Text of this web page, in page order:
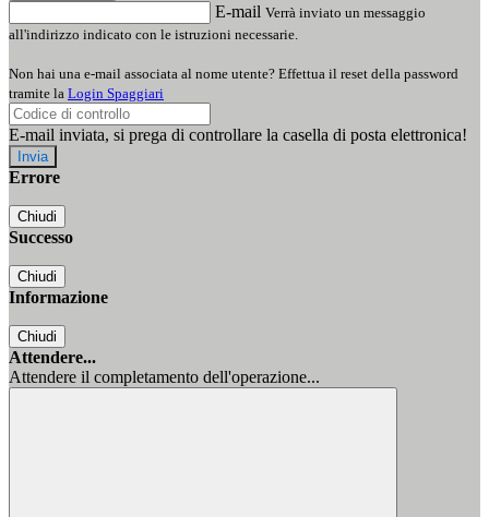
E-mail Verrà inviato un messaggio
all'indirizzo indicato con le istruzioni necessarie.
Non hai una e-mail associata al nome utente? Effettua il reset della password
tramite la Login Spaggiari
E-mail inviata, si prega di controllare la casella di posta elettronica!
Errore
Chiudi
Successo
Chiudi
Informazione
Chiudi
Attendere...
Attendere il completamento dell'operazione...